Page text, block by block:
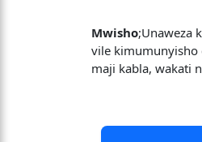
Mwisho;Unaweza
vile kimumunyisho
maji kabla, wakati